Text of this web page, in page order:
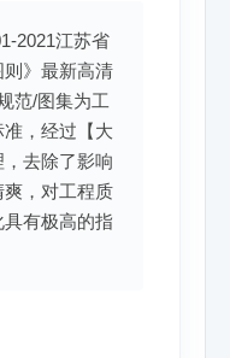
2021江苏省
》最新高清
范/图集为工
，经过【大
去除了影响
，对工程质
有极高的指